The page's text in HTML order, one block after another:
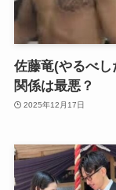
佐藤竜(やるべ
関係は最悪？
2025年12月17日